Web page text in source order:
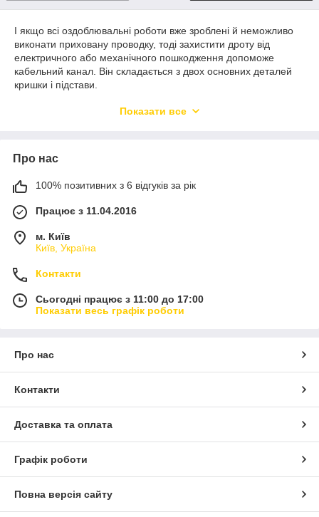
І якщо всі оздоблювальні роботи вже зроблені й неможливо
виконати приховану проводку, тоді захистити дроту від
електричного або механічного пошкодження допоможе
кабельний канал. Він складається з двох основних деталей
кришки і підстави.
використовуються в торгових, житлових, офісних,
додатковий захист кабелю від зовнішніх впливів, пилу і
У нашому магазині Ви зможете підібрати потрібну
Показати все
Про нас
100% позитивних з 6 відгуків за рік
Працює з 11.04.2016
м. Київ
Київ, Україна
Контакти
Сьогодні працює з 11:00 до 17:00
Показати весь графік роботи
Про нас
Контакти
Доставка та оплата
Графік роботи
Повна версія сайту